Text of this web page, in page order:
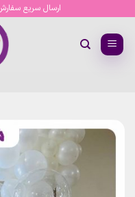
content
ارسال سریع